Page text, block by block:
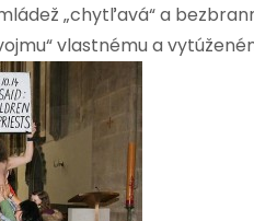
„chytľavá“ a
vlastnému a